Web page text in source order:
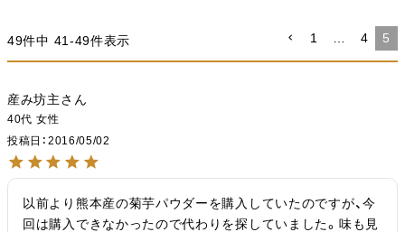
49件中 41 -49件表示 1 … 4 5
産み坊主
40代 女性
投稿日
2016/05/02
以前より熊本産の菊芋パウダーを購入していたのですが、今
回は購入できなかったので代わりを探していました。味も見